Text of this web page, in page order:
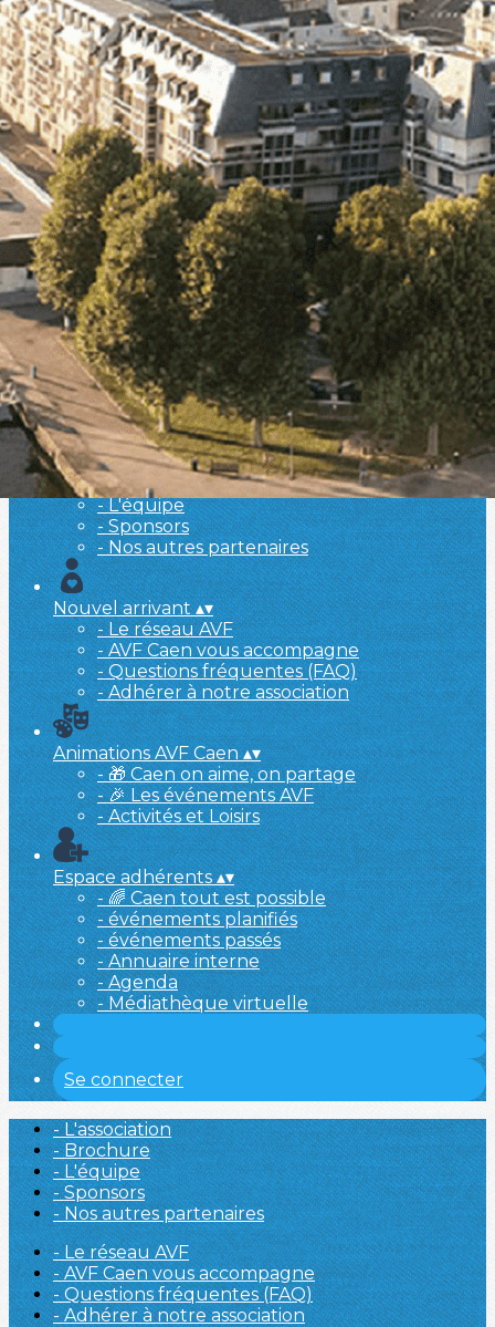
Exporter les lignes sélectionnées
Exporter toutes les colonnes
Exporter uniquement les colonnes affichées
Menu
<
>
- 🎁 Caen on aime, on partage
- 🎉 Les événements AVF
- Activités et Loisirs
Ajoutez un logo, un bouton, des réseaux sociaux
Cliquez pour éditer
L'association▴▾
- L'association
- Brochure
- L'équipe
- Sponsors
- Nos autres partenaires
Nouvel arrivant▴▾
- Le réseau AVF
- AVF Caen vous accompagne
- Questions fréquentes (FAQ)
- Adhérer à notre association
Animations AVF Caen▴▾
- 🎁 Caen on aime, on partage
- 🎉 Les événements AVF
- Activités et Loisirs
Espace adhérents▴▾
- 🌈 Caen tout est possible
- événements planifiés
- événements passés
- Annuaire interne
- Agenda
- Médiathèque virtuelle
Se connecter
- L'association
- Brochure
- L'équipe
- Sponsors
- Nos autres partenaires
- Le réseau AVF
- AVF Caen vous accompagne
- Questions fréquentes (FAQ)
- Adhérer à notre association